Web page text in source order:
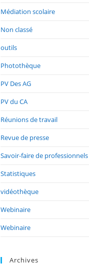
Médiation scolaire
Non classé
outils
Photothèque
PV Des AG
PV du CA
Réunions de travail
Revue de presse
Savoir-faire de
Statistiques
vidéothèque
Webinaire
Webinaire
Archives